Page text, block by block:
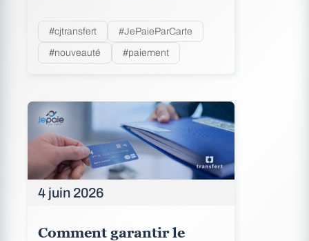
#cjtransfert #JePaieParCarte
#nouveauté #paiement
4 juin 2026
Comment garantir le